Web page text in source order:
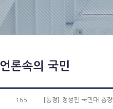
언론속의 국민
165 [동정] 정성진 국민대 총장